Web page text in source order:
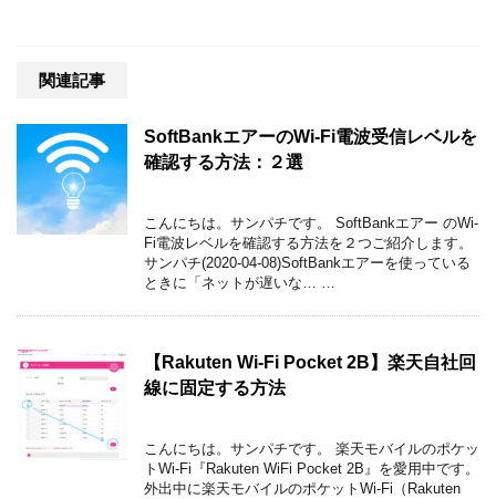
関連記事
SoftBankエアーのWi-Fi電波受信レベルを
確認する方法：２選
こんにちは。サンパチです。 SoftBankエアー のWi-
Fi電波レベルを確認する方法を２つご紹介します。
サンパチ(2020-04-08)SoftBankエアーを使っている
ときに「ネットが遅いな… …
【Rakuten Wi-Fi Pocket 2B】楽天自社回
線に固定する方法
こんにちは。サンパチです。 楽天モバイルのポケッ
トWi-Fi『Rakuten WiFi Pocket 2B』を愛用中です。
外出中に楽天モバイルのポケットWi-Fi（Rakuten